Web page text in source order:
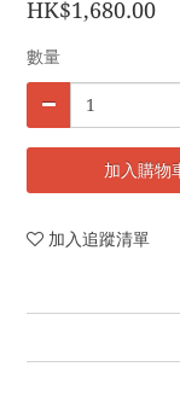
HK$1,680.00
數量
加入購物
加入追蹤清單